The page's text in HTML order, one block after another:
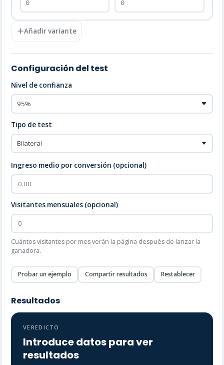
Añadir variante
Configuración del test
Nivel de confianza
Tipo de test
Ingreso medio por conversión (opcional)
Visitantes mensuales (opcional)
Cuántos visitantes por mes verán la página después de lanzar la
ganadora.
Probar un ejemplo Compartir resultados Restablecer
Resultados
VEREDICTO
Introduce datos para ver
resultados